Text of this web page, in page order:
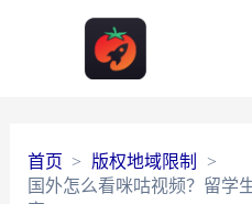
首页
版权地域限制
国外怎么看咪咕视频？留学